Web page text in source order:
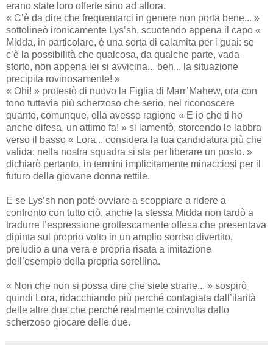
erano state loro offerte sino ad allora.
« C’è da dire che frequentarci in genere non porta bene... »
sottolineò ironicamente Lys’sh, scuotendo appena il capo «
Midda, in particolare, è una sorta di calamita per i guai: se
c’è la possibilità che qualcosa, da qualche parte, vada
storto, non appena lei si avvicina... beh... la situazione
precipita rovinosamente! »
« Ohi! » protestò di nuovo la Figlia di Marr’Mahew, ora con
tono tuttavia più scherzoso che serio, nel riconoscere
quanto, comunque, ella avesse ragione « E io che ti ho
anche difesa, un attimo fa! » si lamentò, storcendo le labbra
verso il basso « Lora... considera la tua candidatura più che
valida: nella nostra squadra si sta per liberare un posto. »
dichiarò pertanto, in termini implicitamente minacciosi per il
futuro della giovane donna rettile.
E se Lys’sh non poté ovviare a scoppiare a ridere a
confronto con tutto ciò, anche la stessa Midda non tardò a
tradurre l’espressione grottescamente offesa che presentava
dipinta sul proprio volto in un amplio sorriso divertito,
preludio a una vera e propria risata a imitazione
dell’esempio della propria sorellina.
« Non che non si possa dire che siete strane... » sospirò
quindi Lora, ridacchiando più perché contagiata dall’ilarità
delle altre due che perché realmente coinvolta dallo
scherzoso giocare delle due.